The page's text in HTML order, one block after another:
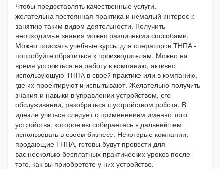
Чтобы предоставлять качественные услуги,
желательна постоянная практика и немалый интерес к
занятию таким видом деятельности. Получить
необходимые знания можно различными способами.
Можно поискать учебные курсы для операторов ТНПА -
попробуйте обратиться к производителям. Можно на
время устроиться на работу в компанию, активно
использующую ТНПА в своей практике или в компанию,
где их проектируют и испытывают. Желательно получить
знания и навыки в управлении устройством, его
обслуживании, разобраться с устройством робота. В
идеале учиться следует с применением именно того
устройства, которое вы собираетесь в дальнейшем
использовать в своем бизнесе. Некоторые компании,
продающие ТНПА, готовы будут провести для
вас несколько бесплатных практических уроков после
того, как вы приобретете у них устройство.